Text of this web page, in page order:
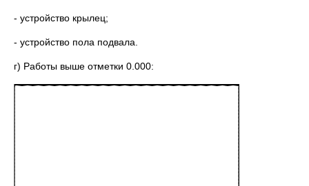
- устройство крылец;
- устройство пола подвала.
г) Работы выше отметки 0.000: